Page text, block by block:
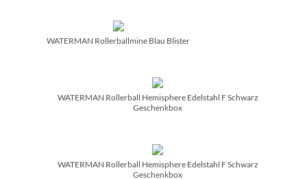
WATERMAN Rollerballmine Blau Blister
WATERMAN Rollerball Hemisphere Edelstahl F Schwarz
Geschenkbox
WATERMAN Rollerball Hemisphere Edelstahl F Schwarz
Geschenkbox